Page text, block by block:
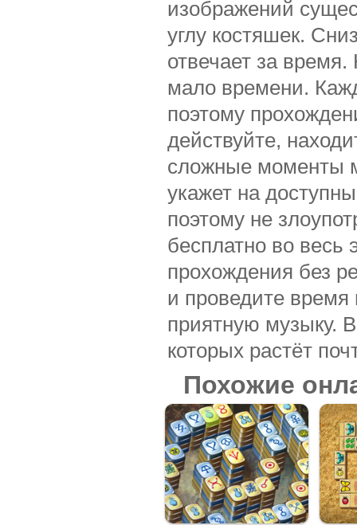
изображений
углу костяшек.
отвечает за
мало времени.
поэтому
действуйте,
сложные моменты
укажет на
поэтому не
бесплатно во весь
прохождения без
и проведите время
приятную музыку.
которых растёт
Похожие